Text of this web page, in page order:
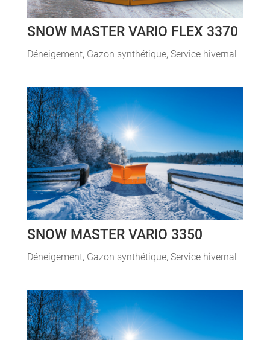
SNOW MASTER VARIO FLEX 3370
Déneigement, Gazon synthétique, Service hivernal
SNOW MASTER VARIO 3350
Déneigement, Gazon synthétique, Service hivernal